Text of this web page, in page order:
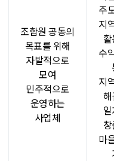
조합원 공동의
목표를 위해
자발적으로
모여
민주적으로
운영하는
사업체
주
지
수
지
마